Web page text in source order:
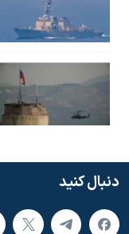
دنبال کنید